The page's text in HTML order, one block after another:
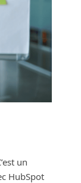
un
HubSpot